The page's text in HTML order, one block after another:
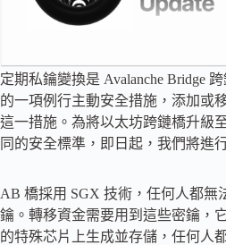
定期私鑰變換是 Avalanche Bridge
的一項例行主動安全措施，添加或
這一措施。為將以太坊跨鏈橋升級
同的安全標準，即日起，我們將進
AB 橋採用 SGX 技術，任何人都無
鑰。轉移資金需要用到這些密鑰，
的特殊芯片上生成並存儲，任何人